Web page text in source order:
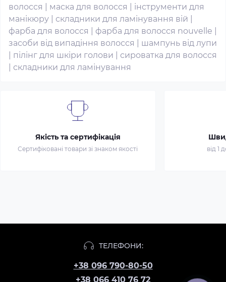
волосся
маска для волосся
інструменти для
манікюру
складники для ламінування вій
фарба для волосся
фарба для волосся nouvelle
засоби від випадіння волосся
шампунь від лупи
пілінг для шкіри голови
сироватка для волосся
складники для ламінування
Якість та сертифікація
Сертифіковані товари зі знаком якості від 1
ТЕЛЕФОНИ:
+38 096 790-80-50
+38 066 410 76 72